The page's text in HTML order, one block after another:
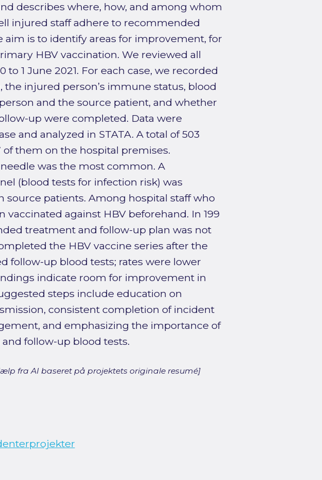
describes where, how, and among whom
injured staff adhere to recommended
is to identify areas for improvement, for
HBV vaccination. We reviewed all
to 1 June 2021. For each case, we recorded
injured person’s immune status, blood
and the source patient, and whether
up were completed. Data were
and analyzed in STATA. A total of 503
them on the hospital premises.
was the most common. A
(blood tests for infection risk) was
source patients. Among hospital staff who
vaccinated against HBV beforehand. In 199
treatment and follow-up plan was not
the HBV vaccine series after the
follow-up blood tests; rates were lower
indicate room for improvement in
steps include education on
consistent completion of incident
and emphasizing the importance of
follow-up blood tests.
fra AI baseret på projektets originale resumé]